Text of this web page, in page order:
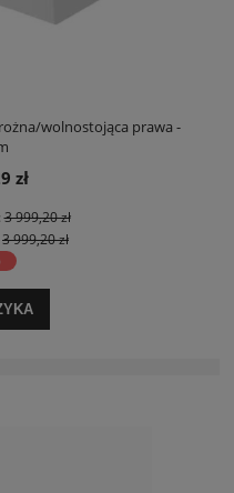
wolnostojąca prawa -
zł
3 999,20 zł
3 999,20 zł